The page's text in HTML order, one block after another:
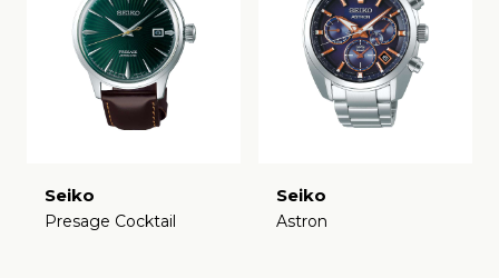
Seiko
Presage Cocktail
Seiko
Astron